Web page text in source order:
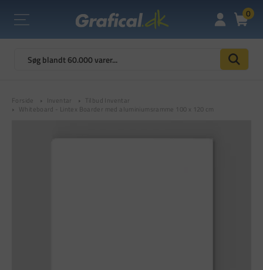
0
Forside Inventar
Tilbud Inventar
Whiteboard - Lintex Boarder med aluminiumsramme 100 x 120 cm